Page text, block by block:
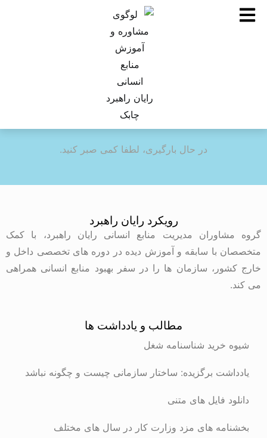
در حال بارگیری، لطفا کمی صبر کنید.
رویکرد رایان راهبرد
گروه مشاوران مدیریت منابع انسانی رایان راهبرد، با کمک
متخصصان با سابقه و آموزش دیده در دوره های تخصصی داخل و
خارج کشور، سازمان ها را در سفر بهبود منابع انسانی همراهی
می کند.
مطالب و یادداشت ها
شیوه خرید شناسنامه شغل
یادداشت برگزیده: ساختار سازمانی چیست و چگونه نباشد
دانلود فایل های متنی
بخشنامه های مزد وزارت کار در سال های مختلف